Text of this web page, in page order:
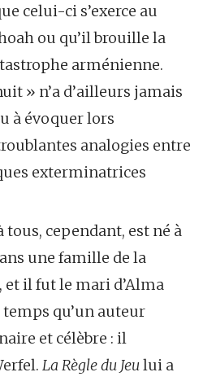
celui-ci s’exerce au
ou qu’il brouille la
arménienne.
» n’a d’ailleurs jamais
à évoquer lors
analogies entre
exterminatrices
cependant, est né à
une famille de la
il fut le mari d’Alma
qu’un auteur
et célèbre : il
La Règle du Jeului a